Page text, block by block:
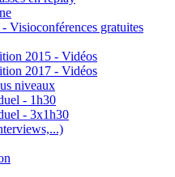
Visioconférences gratuites
2015 - Vidéos
2017 - Vidéos
niveaux
- 1h30
- 3x1h30